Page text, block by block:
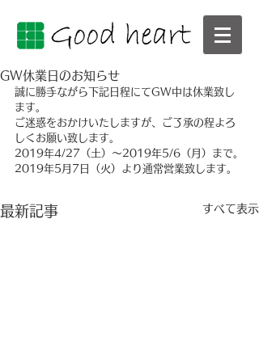
GW休業日のお知らせ
誠に勝手ながら下記日程にてGW中は休業致し
ます。
ご迷惑をおかけいたしますが、ご了承の程よろ
しくお願い致します。
2019年4/27（土）～2019年5/6（月）まで。
2019年5月7日（火）より通常営業致します。
最新記事 すべて表示